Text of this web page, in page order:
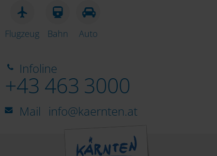
Flugzeug Bahn Auto
Infoline
+43 463 3000
Mail info@kaernten.at